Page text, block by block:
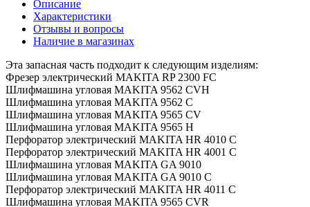
Описание
Характеристики
Отзывы и вопросы
Наличие в магазинах
Эта запасная часть подходит к следующим изделиям:
Фрезер электрический MAKITA RP 2300 FC
Шлифмашина угловая MAKITA 9562 CVH
Шлифмашина угловая MAKITA 9562 C
Шлифмашина угловая MAKITA 9565 CV
Шлифмашина угловая MAKITA 9565 H
Перфоратор электрический MAKITA HR 4010 C
Перфоратор электрический MAKITA HR 4001 C
Шлифмашина угловая MAKITA GA 9010
Шлифмашина угловая MAKITA GA 9010 C
Перфоратор электрический MAKITA HR 4011 C
Шлифмашина угловая MAKITA 9565 CVR